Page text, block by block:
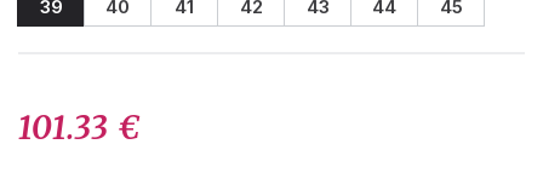
39 40 41 42 43 44 45
101.33 €